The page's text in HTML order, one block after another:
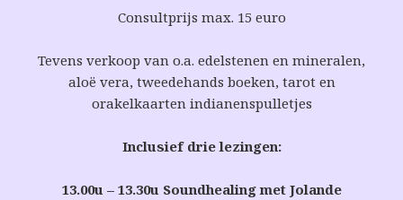
Consultprijs max. 15 euro
Tevens verkoop van o.a. edelstenen en mineralen,
aloë vera, tweedehands boeken, tarot en
orakelkaarten indianenspulletjes
Inclusief drie lezingen:
13.00u – 13.30u Soundhealing met Jolande